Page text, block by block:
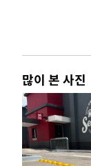
많이 본 사진